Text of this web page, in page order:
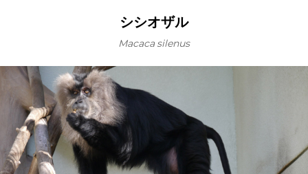
シシオザル
Macaca silenus